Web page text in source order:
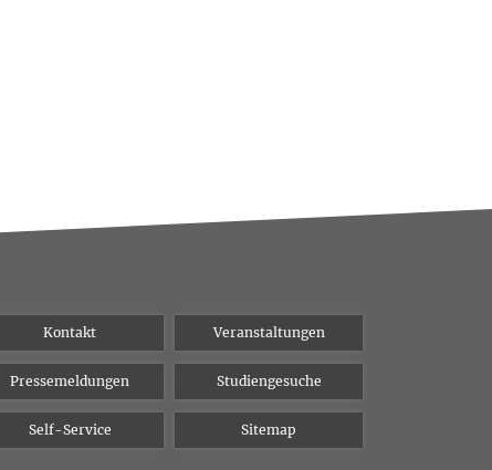
Kontakt Veranstaltungen
Pressemeldungen Studiengesuche
Self-Service Sitemap